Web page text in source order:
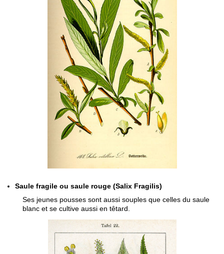
Saule fragile ou saule rouge (Salix Fragilis)
Ses jeunes pousses sont aussi souples que celles du saule
blanc et se cultive aussi en têtard.